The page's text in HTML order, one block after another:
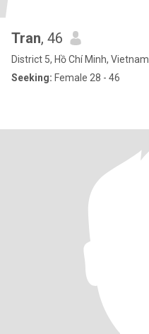
Tran, 46
District 5, Hồ Chí Minh, Vietnam
Seeking: Female 28 - 46